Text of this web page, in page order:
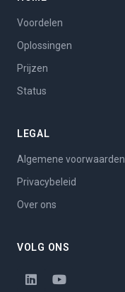
Voordelen
Oplossingen
Prijzen
Status
LEGAL
Algemene voorwaarden
Privacybeleid
Over ons
VOLG ONS